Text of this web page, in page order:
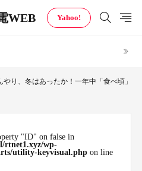
WEB Yahoo!
やり、冬はあったか！一年中「食べ頃」
"ID" on false in
rtnet1.xyz/wp-
utility-keyvisual.phpon line